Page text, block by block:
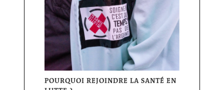
POURQUOI REJOINDRE LA SANTÉ EN